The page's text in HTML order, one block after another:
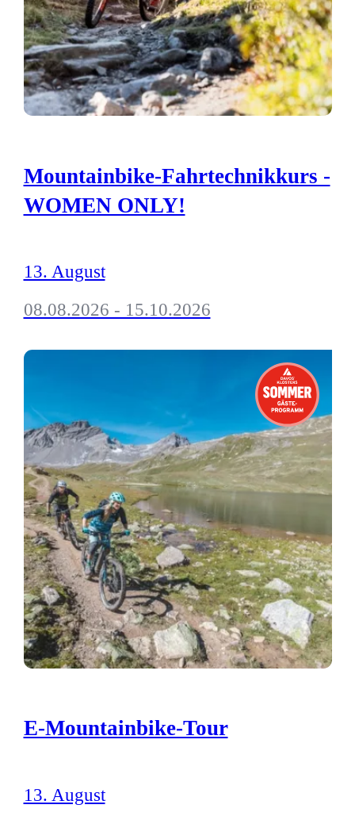
Mountainbike-Fahrtechnikkurs -
WOMEN ONLY!
13. August
08.08.2026 - 15.10.2026
E-Mountainbike-Tour
13. August